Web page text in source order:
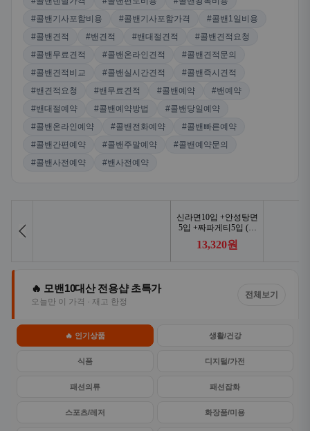
#콜밴기사포함비용
#콜밴기사포함가격
#콜밴1일비용
#콜밴견적
#밴견적 #밴대절견적
#콜밴견적요청
#콜밴무료견적
#콜밴온라인견적
#콜밴견적문의
#콜밴견적비교
#콜밴실시간견적
#콜밴즉시견적
#밴견적요청
#밴무료견적 #콜밴예약
#밴예약
#밴대절예약
#콜밴예약방법
#콜밴당일예약
#콜밴온라인예약
#콜밴전화예약
#콜밴빠른예약
#콜밴간편예약
#콜밴주말예약
#콜밴예약문의
#콜밴사전예약
#밴사전예약
🔥 모밴10대산 전용샵 초특가
오늘만 이 가격 · 재고 한정
전체보기
🔥 인기상품 생활/건강
식품 디지털/가전
패션의류 패션잡화
스포츠/레저 화장품/미용